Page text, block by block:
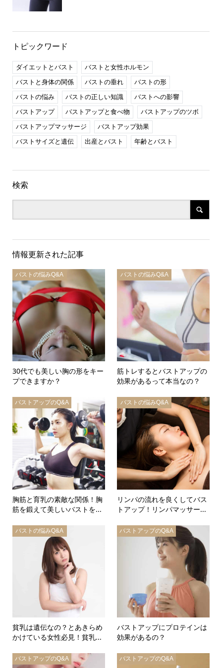
トピックワード
ダイエットとバスト
バストと女性ホルモン
バストと身体の関係
バストの垂れ
バストの形
バストの悩み
バストの正しい知識
バストへの影響
バストアップ
バストアップと食べ物
バストアップのツボ
バストアップマッサージ
バストアップ効果
バストサイズと遺伝
出産とバスト 年齢とバスト
検索
情報更新された記事
バストの悩みQ&A
30代でも美しい胸の形をキー
プできますか？
バストの悩みQ&A
筋トレするとバストアップの
効果があるって本当なの？
バストアップのQ&A
胸筋と育乳の素敵な関係！胸
筋を鍛えて美しいバストを...
バストの悩みQ&A
リンパの流れを良くしてバス
トアップ！リンパマッサー...
バストの悩みQ&A
貧乳は遺伝なの？とあきらめ
かけている女性必見！貧乳...
バストアップのQ&A
バストアップにプロテインは
効果があるの？
バストアップのQ&A バストアップのQ&A